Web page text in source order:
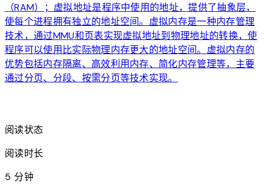
（RAM）；虚拟地址是程序中使用的地址，提供了抽象层，
使每个进程拥有独立的地址空间。虚拟内存是一种内存管理
技术，通过MMU和页表实现虚拟地址到物理地址的转换，使
程序可以使用比实际物理内存更大的地址空间。虚拟内存的
优势包括内存隔离、高效利用内存、简化内存管理等，主要
通过分页、分段、按需分页等技术实现。
阅读状态
阅读时长
5 分钟